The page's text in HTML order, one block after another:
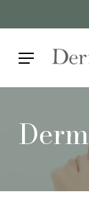
to
content
Menu
Cart